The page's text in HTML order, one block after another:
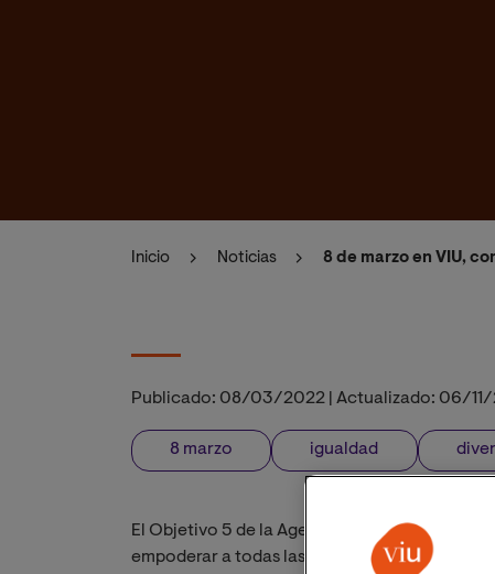
Inicio Noticias 8 de marzo en VIU,
Publicado: 08/03/2022 Actualizado: 06/
8 marzo igualdad
El Objetivo 5 de la Agenda 2030 de Naciones
empoderar a todas las mujeres y las niñas’.